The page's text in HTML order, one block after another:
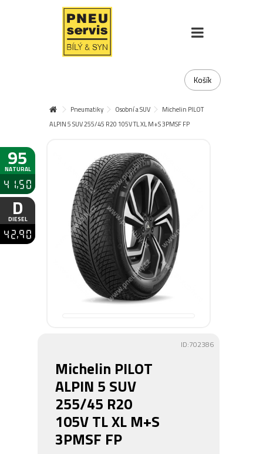
95
NATURAL
41,50
D
DIESEL
42,90
Košík
Pneumatiky Osobní a SUV
Michelin PILOT
ALPIN 5 SUV 255/45 R20 105V TL XL M+S 3PMSF FP
ID:702386
Michelin PILOT
ALPIN 5 SUV
255/45 R20
105V TL XL M+S
3PMSF FP